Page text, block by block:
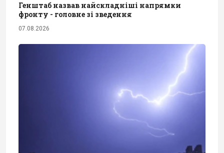
Генштаб назвав найскладніші напрямки
фронту - головне зі зведення
07.08.2026